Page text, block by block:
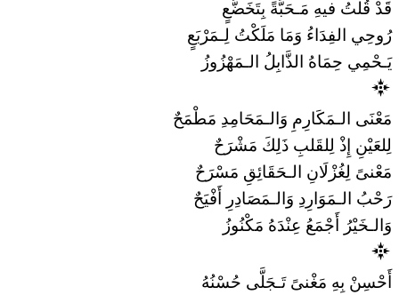
قَدْ قُلتُ فيهِ مَـحَبَّةً بِتَخَضُّعٍ
رُوحِي الفِدَاءُ وَمَا مَلَكْتُ لِـمَرْبَعٍ
يَـحْمِي حِمَاهُ الذَّابِلُ الـمَهْزُوزُ
مَعْنَى الـمَكَارِمِ وَالـمَحَامِدِ مَطْمَحٌ
لِلعَيْنِ إِذْ لِلقَلبِ ذَلِكَ مَشْرَحٌ
مَعْنىً لِغُزْلَانِ الـحَقَائِقِ مَسْرَحٌ
رَحْبُ الـمَوَارِدِ وَالـمَصَادِرِ أَفْيَحٌ
وَالـخَيْرُ أَجْمَعُ عِنْدَهُ مَكْنُوزُ
أَحْسِنْ بِهِ مَغْنىً تَـجَلَّى حُسْنُهُ